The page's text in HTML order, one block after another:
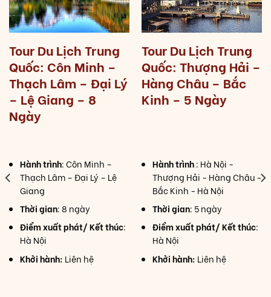
Tour Du Lịch Trung
Quốc: Côn Minh –
Thạch Lâm – Đại Lý
– Lệ Giang – 8
Ngày
Hành trình: Côn Minh –
Thạch Lâm – Đại Lý – Lệ
Giang
Thời gian: 8 ngày
Điểm xuất phát/ Kết thúc:
Hà Nội
Khởi hành: Liên hệ
Tour Du Lịch Trung
Quốc: Thượng Hải –
Hàng Châu – Bắc
Kinh – 5 Ngày
Hành trình: Hà Nội -
Thượng Hải - Hàng Châu -
Bắc Kinh - Hà Nội
Thời gian: 5 ngày
Điểm xuất phát/ Kết thúc:
Hà Nội
Khởi hành: Liên hệ